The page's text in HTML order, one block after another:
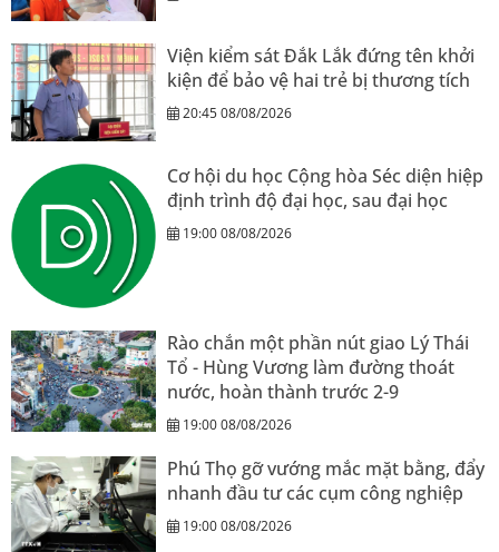
Viện kiểm sát Đắk Lắk đứng tên khởi
kiện để bảo vệ hai trẻ bị thương tích
20:45 08/08/2026
Cơ hội du học Cộng hòa Séc diện hiệp
định trình độ đại học, sau đại học
19:00 08/08/2026
Rào chắn một phần nút giao Lý Thái
Tổ - Hùng Vương làm đường thoát
nước, hoàn thành trước 2-9
19:00 08/08/2026
Phú Thọ gỡ vướng mắc mặt bằng, đẩy
nhanh đầu tư các cụm công nghiệp
19:00 08/08/2026